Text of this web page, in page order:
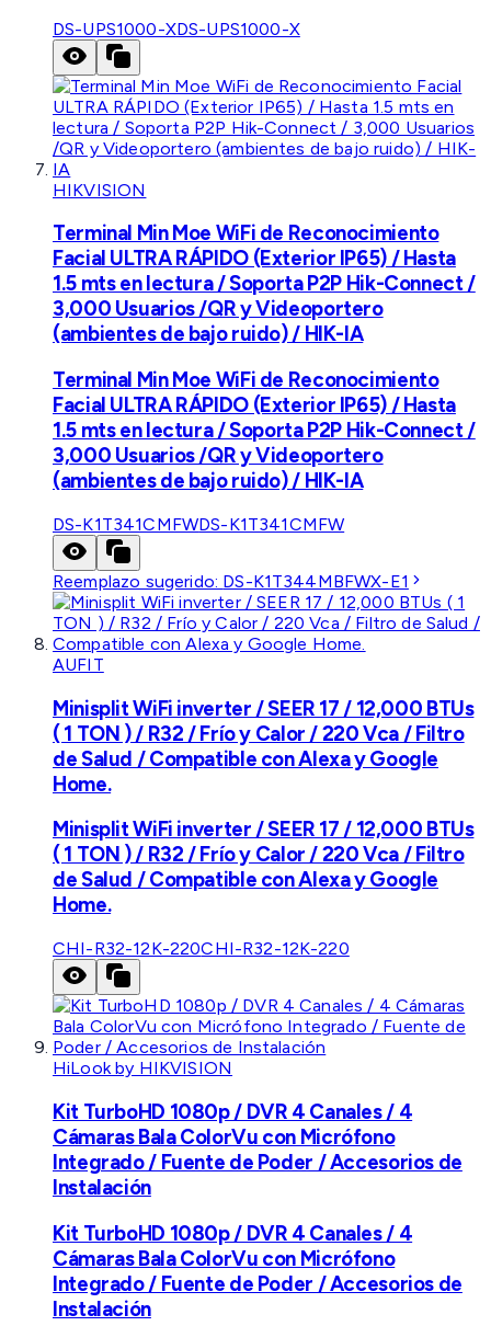
DS-UPS1000-XDS-UPS1000-X
HIKVISION
Terminal Min Moe WiFi de Reconocimiento
Facial ULTRA RÁPIDO (Exterior IP65) / Hasta
1.5 mts en lectura / Soporta P2P Hik-Connect /
3,000 Usuarios /QR y Videoportero
(ambientes de bajo ruido) / HIK-IA
Terminal Min Moe WiFi de Reconocimiento
Facial ULTRA RÁPIDO (Exterior IP65) / Hasta
1.5 mts en lectura / Soporta P2P Hik-Connect /
3,000 Usuarios /QR y Videoportero
(ambientes de bajo ruido) / HIK-IA
DS-K1T341CMFWDS-K1T341CMFW
Reemplazo sugerido: DS-K1T344MBFWX-E1
AUFIT
Minisplit WiFi inverter / SEER 17 / 12,000 BTUs
( 1 TON ) / R32 / Frío y Calor / 220 Vca / Filtro
de Salud / Compatible con Alexa y Google
Home.
Minisplit WiFi inverter / SEER 17 / 12,000 BTUs
( 1 TON ) / R32 / Frío y Calor / 220 Vca / Filtro
de Salud / Compatible con Alexa y Google
Home.
CHI-R32-12K-220CHI-R32-12K-220
HiLook by HIKVISION
Kit TurboHD 1080p / DVR 4 Canales / 4
Cámaras Bala ColorVu con Micrófono
Integrado / Fuente de Poder / Accesorios de
Instalación
Kit TurboHD 1080p / DVR 4 Canales / 4
Cámaras Bala ColorVu con Micrófono
Integrado / Fuente de Poder / Accesorios de
Instalación